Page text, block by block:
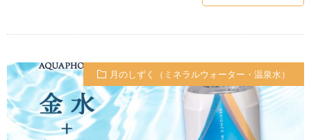
月のしずく（ミネラルウォーター・温泉水）